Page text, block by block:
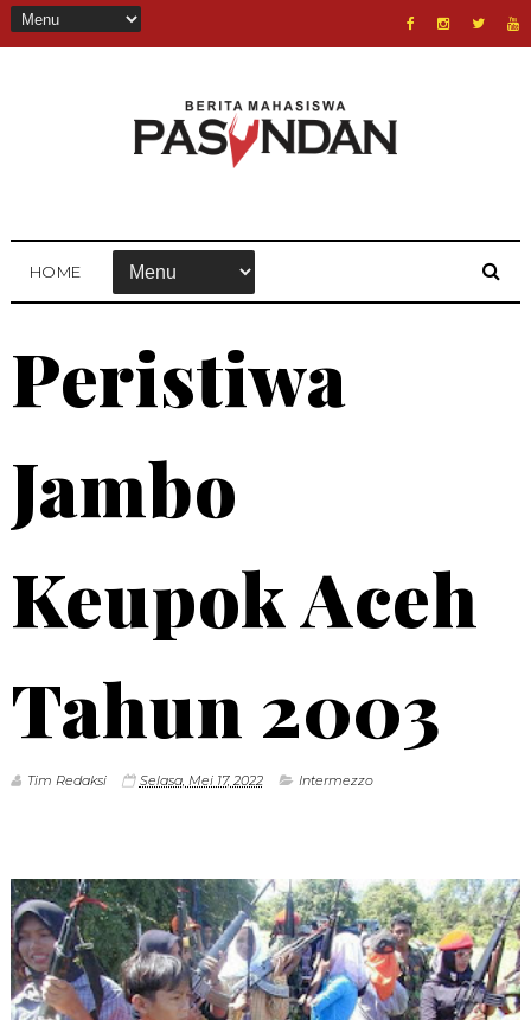
HOME
Peristiwa
Jambo
Keupok Aceh
Tahun 2003
Tim Redaksi Selasa, Mei 17, 2022 Intermezzo